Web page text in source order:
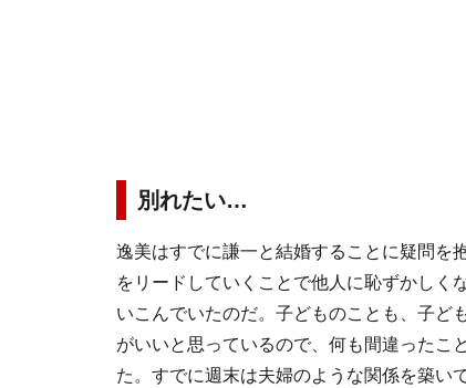
別れたい…
逸美はすでに謙一と結婚することに疑問を
をリードしていくことで他人に恥ずかしく
いこんでいたのだ。子どものことも、子ど
がいいと思っているので、何も間違ったこ
た。すでに週末は夫婦のような関係を築い